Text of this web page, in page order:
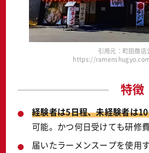
引用元：町田商店
https://
特徴
経験者は5日程、未経験者は
可能。かつ何日受けても研修
届いたラーメンスープを使用